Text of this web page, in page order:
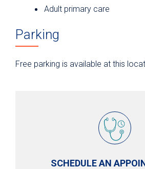
SCHEDULE AN
Adult primary care
Parking
Free parking is available at this